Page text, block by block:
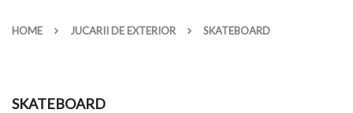
HOME JUCARII DE EXTERIOR SKATEBOARD
SKATEBOARD